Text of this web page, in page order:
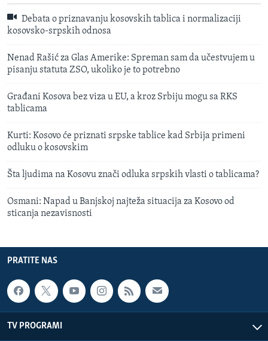
Debata o priznavanju kosovskih tablica i normalizaciji
kosovsko-srpskih odnosa
Nenad Rašić za Glas Amerike: Spreman sam da učestvujem u
pisanju statuta ZSO, ukoliko je to potrebno
Građani Kosova bez viza u EU, a kroz Srbiju mogu sa RKS
tablicama
Kurti: Kosovo će priznati srpske tablice kad Srbija primeni
odluku o kosovskim
Šta ljudima na Kosovu znači odluka srpskih vlasti o tablicama?
Osmani: Napad u Banjskoj najteža situacija za Kosovo od
sticanja nezavisnosti
PRATITE NAS
TV PROGRAMI